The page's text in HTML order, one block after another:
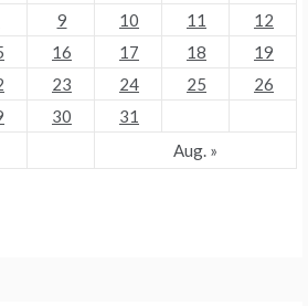
9 10 11
12
16 17 18
19
23 24 25
26
30
31
Aug. »